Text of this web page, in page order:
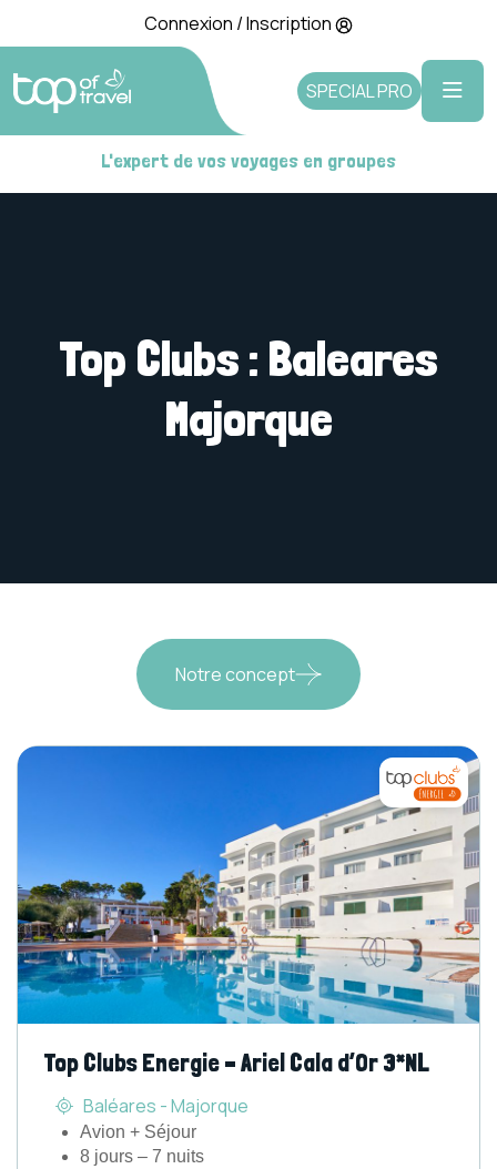
Connexion / Inscription
SPECIAL PRO
L'expert de vos voyages en groupes
Top Clubs : Baleares
Majorque
Notre concept
Top Clubs Energie – Ariel Cala d’Or 3*NL
Baléares - Majorque
Avion + Séjour
8 jours – 7 nuits